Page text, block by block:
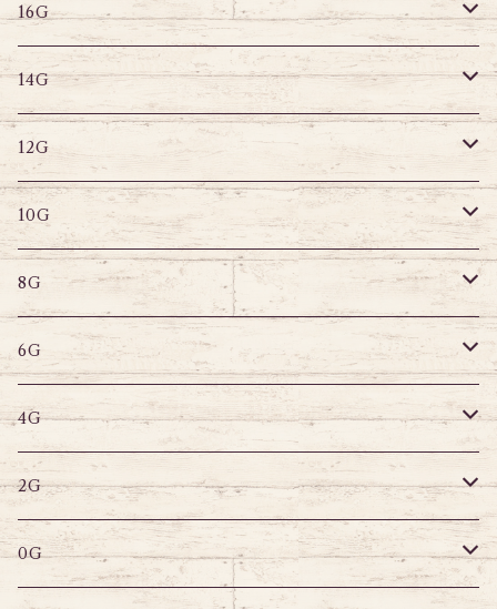
12G
10G
8G
6G
その他
ラブレット
キャプティブリング
ストレートバーベル
デザインバーベル
ラブレット
バナナバーベル
鼻ピアス
16G
キャプティブリング
ストレートバーベル
デザインバーベル
ラブレット
バナナバーベル
へそピアス
サーキュラー
スパイラル
変形ピアス
14G
キャプティブリング
ストレートバーベル
デザインバーベル
ラブレット
バナナバーベル
へそピアス
サーキュラー
スパイラル
12G
キャプティブリング
ストレートバーベル
ラブレット
バナナバーベル
セグメントリング
サーキュラーバーベル
10G
キャプティブリング
ストレートバーベル
ラブレット
バナナバーベル
セグメントリング
8G
キャプティブリング
ストレートバーベル
ラブレット
セグメントリング
6G
キャプティブリング
ストレートバーベル
トンネル
4G
キャプティブリング
ストレートバーベル
2G
トンネル
0G